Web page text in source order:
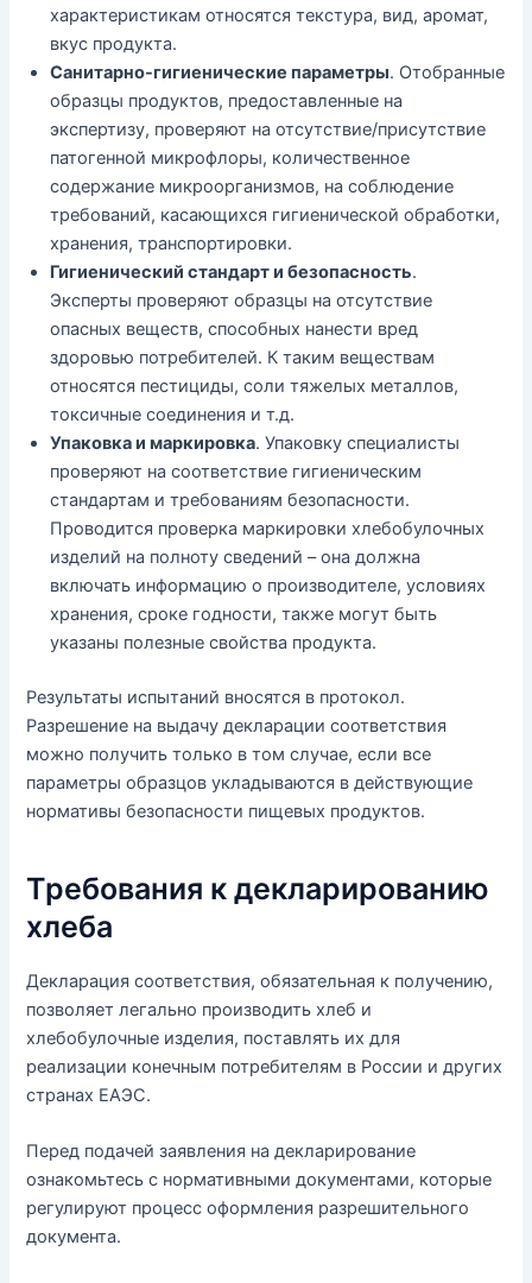
характеристикам относятся текстура, вид, аромат,
вкус продукта.
Санитарно-гигиенические параметры. Отобранные
образцы продуктов, предоставленные на
экспертизу, проверяют на отсутствие/присутствие
патогенной микрофлоры, количественное
содержание микроорганизмов, на соблюдение
требований, касающихся гигиенической обработки,
хранения, транспортировки.
Гигиенический стандарт и безопасность.
Эксперты проверяют образцы на отсутствие
опасных веществ, способных нанести вред
здоровью потребителей. К таким веществам
относятся пестициды, соли тяжелых металлов,
токсичные соединения и т.д.
Упаковка и маркировка. Упаковку специалисты
проверяют на соответствие гигиеническим
стандартам и требованиям безопасности.
Проводится проверка маркировки хлебобулочных
изделий на полноту сведений – она должна
включать информацию о производителе, условиях
хранения, сроке годности, также могут быть
указаны полезные свойства продукта.
Результаты испытаний вносятся в протокол.
Разрешение на выдачу декларации соответствия
можно получить только в том случае, если все
параметры образцов укладываются в действующие
нормативы безопасности пищевых продуктов.
Требования к декларированию
хлеба
Декларация соответствия, обязательная к получению,
позволяет легально производить хлеб и
хлебобулочные изделия, поставлять их для
реализации конечным потребителям в России и других
странах ЕАЭС.
Перед подачей заявления на декларирование
ознакомьтесь с нормативными документами, которые
регулируют процесс оформления разрешительного
документа.